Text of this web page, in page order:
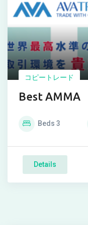
コピートレード
Best AMMA
Beds 3
Details